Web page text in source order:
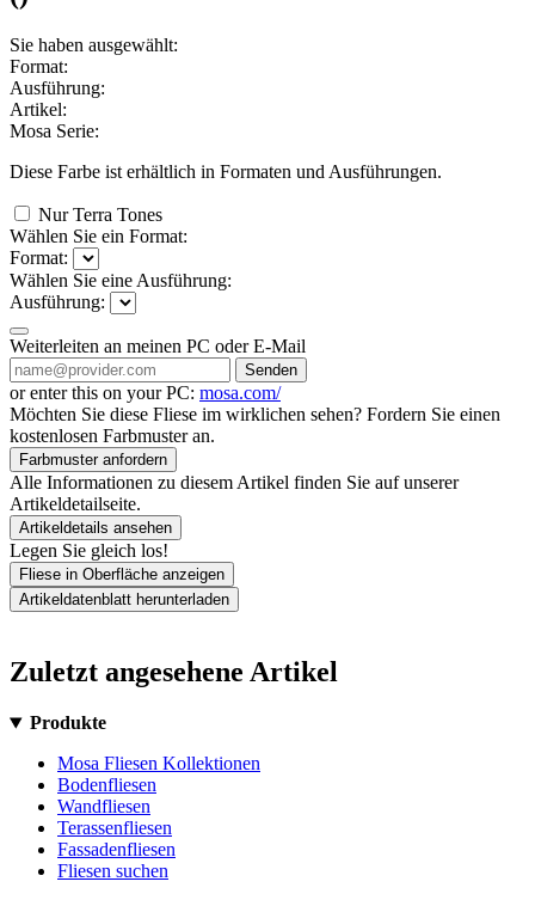
Sie haben ausgewählt:
Format:
Ausführung:
Artikel:
Mosa Serie:
Diese Farbe ist erhältlich in Formaten und Ausführungen.
Nur Terra Tones
Wählen Sie ein Format:
Format:
Wählen Sie eine Ausführung:
Ausführung:
Weiterleiten an meinen PC oder E-Mail
Senden
or enter this on your PC: mosa.com/
Möchten Sie diese Fliese im wirklichen sehen? Fordern Sie einen
kostenlosen Farbmuster an.
Farbmuster anfordern
Alle Informationen zu diesem Artikel finden Sie auf unserer
Artikeldetailseite.
Artikeldetails ansehen
Legen Sie gleich los!
Fliese in Oberfläche anzeigen
Artikeldatenblatt herunterladen
Zuletzt angesehene Artikel
Produkte
Mosa Fliesen Kollektionen
Bodenfliesen
Wandfliesen
Terassenfliesen
Fassadenfliesen
Fliesen suchen